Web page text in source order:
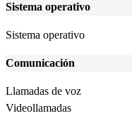
Sistema operativo
Sistema operativo
Comunicación
Llamadas de voz
Videollamadas